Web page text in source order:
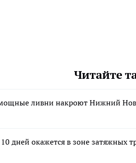
Читайте
ливни накроют Нижний
дней окажется в зоне затяжных